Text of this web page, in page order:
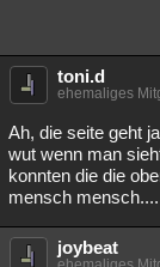
toni.d
ehemaliges
Ah, die seite geht
wut wenn man
konnten die die
mensch
joybeat